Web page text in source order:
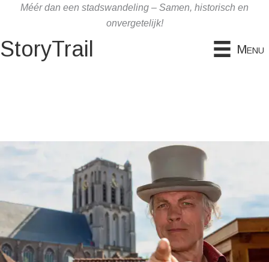
inhoud
Méér dan een stadswandeling – Samen, historisch en
onvergetelijk!
StoryTrail Menu